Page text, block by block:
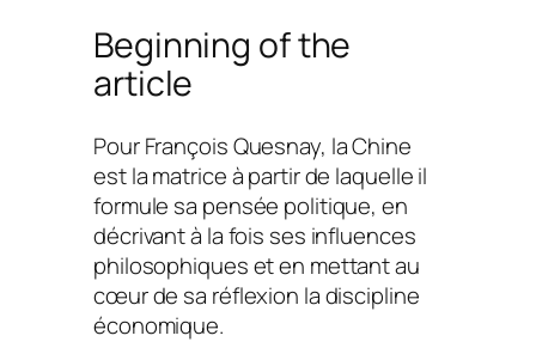
Beginning of the
article
Pour François Quesnay, la Chine
est la matrice à partir de laquelle il
formule sa pensée politique, en
décrivant à la fois ses influences
philosophiques et en mettant au
cœur de sa réflexion la discipline
économique.